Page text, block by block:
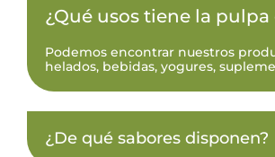
¿Qué usos tiene la
Podemos encontrar nuestros
helados, bebidas, yogures,
¿De qué sabores disponen?